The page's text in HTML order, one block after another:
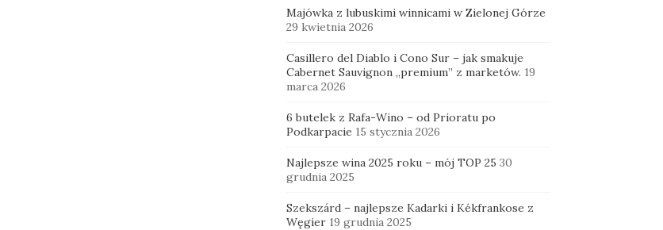
Majówka z lubuskimi winnicami w Zielonej Górze
29 kwietnia 2026
Casillero del Diablo i Cono Sur – jak smakuje
Cabernet Sauvignon „premium” z marketów. 19
marca 2026
6 butelek z Rafa-Wino – od Prioratu po
Podkarpacie 15 stycznia 2026
Najlepsze wina 2025 roku – mój TOP 25 30
grudnia 2025
Szekszárd – najlepsze Kadarki i Kékfrankose z
Węgier 19 grudnia 2025